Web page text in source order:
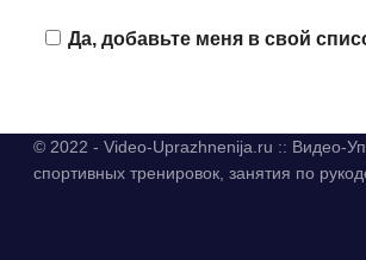
Да, добавьте меня в свой
© 2022 - Video-Uprazhnenija.ru :: Видео-
спортивных тренировок, занятия по